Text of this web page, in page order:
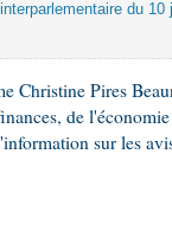
du
Christine Pires
de
sur les